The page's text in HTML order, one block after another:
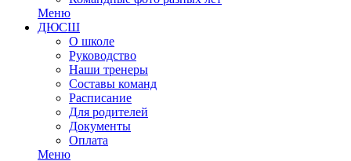
Меню
ДЮСШ
О школе
Руководство
Наши тренеры
Составы команд
Расписание
Для родителей
Документы
Оплата
Меню